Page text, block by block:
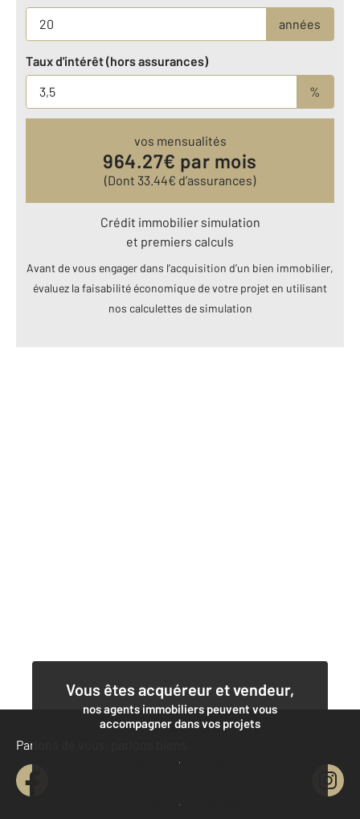
années
Taux d'intérêt (hors assurances)
%
vos mensualités
964.27€ par mois
(Dont 33.44€ d’assurances)
Crédit immobilier simulation
et premiers calculs
Avant de vous engager dans l’acquisition d’un bien immobilier,
évaluez la faisabilité économique de votre projet en utilisant
nos calculettes de simulation
Vous êtes acquéreur et vendeur,
nos agents immobiliers peuvent vous
accompagner dans vos projets
Contacter l'agence
Demander une estimation
Parlons de vous, parlons biens